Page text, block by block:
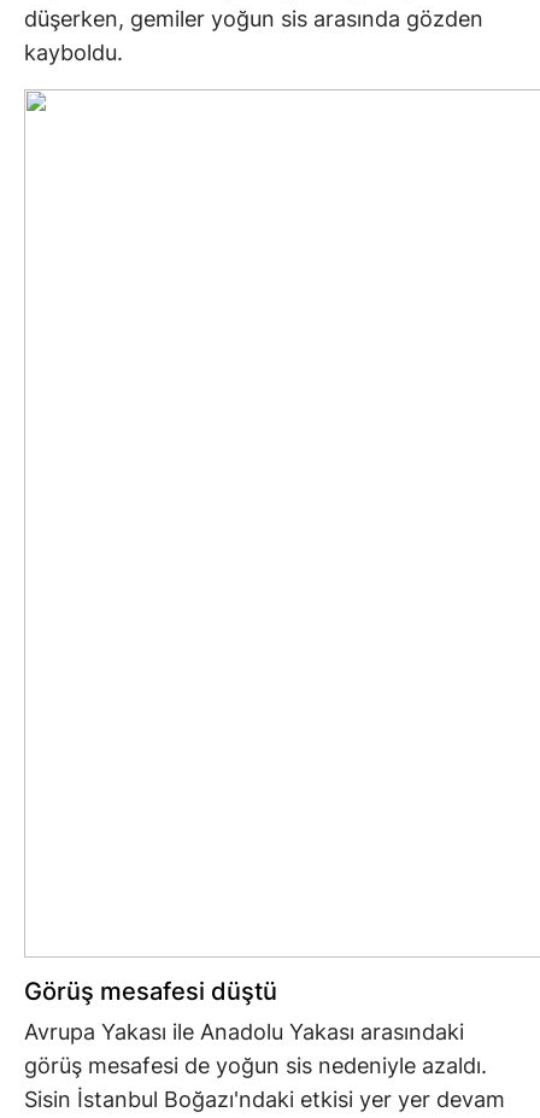
düşerken, gemiler yoğun sis arasında gözden
kayboldu.
Görüş mesafesi düştü
Avrupa Yakası ile Anadolu Yakası arasındaki
görüş mesafesi de yoğun sis nedeniyle azaldı.
Sisin İstanbul Boğazı'ndaki etkisi yer yer devam